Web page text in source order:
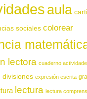
aula
sociales colorear
lectora cuaderno
divisiones expresión escrita
lectura lectura